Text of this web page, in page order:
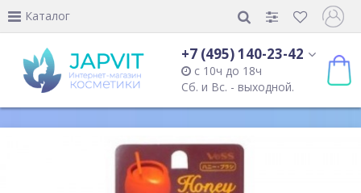
Каталог
+7 (495) 140-23-42
с 10ч до 18ч
Сб. и Вс. - выходной.